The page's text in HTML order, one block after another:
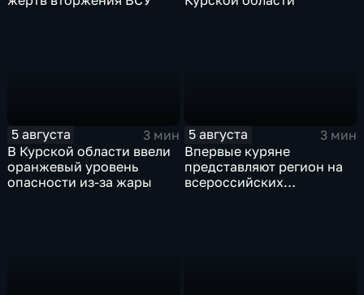
5 августа
3 мин
В Курской области ввели
оранжевый уровень
опасности из-за жары
5 августа
3 мин
Впервые куряне
представляют регион на
всероссийских